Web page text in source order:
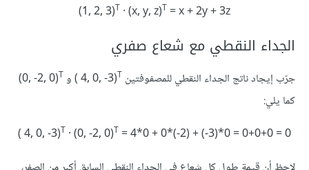
‪(1, 2, 3)T · (x, y, z)T = x + 2y + 3z‪‪
الجداء النقطي مع شعاع صفري
جرّب إيجاد ناتج الجداء النقطي للمصفوفتين ‎( 4, 0, -3) T
T
كما يلي:
‪‪( 4, 0, -3)T · (0, -2, 0)T = 4*0 + 0*(-2) + (-3)*0 = 0+0+0 = 0